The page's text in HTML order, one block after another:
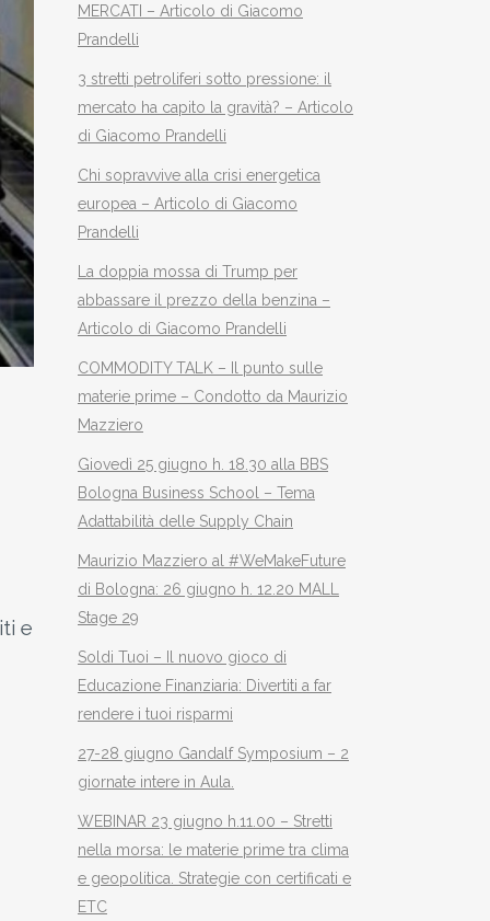
e
MERCATI – Articolo di Giacomo
Prandelli
3 stretti petroliferi sotto pressione: il
mercato ha capito la gravità? – Articolo
di Giacomo Prandelli
Chi sopravvive alla crisi energetica
europea – Articolo di Giacomo
Prandelli
La doppia mossa di Trump per
abbassare il prezzo della benzina –
Articolo di Giacomo Prandelli
COMMODITY TALK – Il punto sulle
materie prime – Condotto da Maurizio
Mazziero
Giovedì 25 giugno h. 18.30 alla BBS
Bologna Business School – Tema
Adattabilità delle Supply Chain
Maurizio Mazziero al #WeMakeFuture
di Bologna: 26 giugno h. 12.20 MALL
Stage 29
Soldi Tuoi – Il nuovo gioco di
Educazione Finanziaria: Divertiti a far
rendere i tuoi risparmi
27-28 giugno Gandalf Symposium – 2
giornate intere in Aula.
WEBINAR 23 giugno h.11.00 – Stretti
nella morsa: le materie prime tra clima
e geopolitica. Strategie con certificati e
ETC